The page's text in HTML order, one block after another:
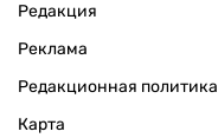
Редакция
Реклама
Редакционная политика
Карта